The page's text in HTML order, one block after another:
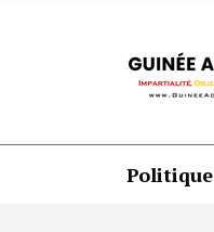
Politique